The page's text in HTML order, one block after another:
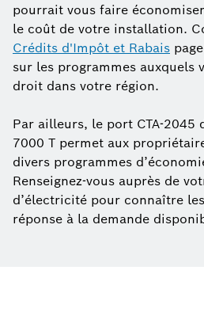
pourrait vous faire
le coût de votre installation.
Crédits d'Impôt et Rabais
sur les programmes auxquels
droit dans votre région.
Par ailleurs, le port CTA-2045
7000 T permet aux
divers programmes
Renseignez-vous auprès de
d’électricité pour connaître
réponse à la demande